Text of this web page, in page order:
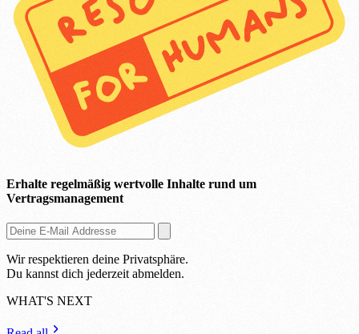
Erhalte regelmäßig wertvolle Inhalte rund um
Vertragsmanagement
Wir respektieren deine Privatsphäre.
Du kannst dich jederzeit abmelden.
WHAT'S NEXT